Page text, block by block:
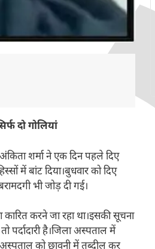
दो गोलियां
शर्मा ने एक दिन पहले दिए
में बांट दिया।बुधवार को दिए
भी जोड़ दी गई।
करने जा रहा था।इसकी सूचना
पर्दादारी है।जिला अस्पताल में